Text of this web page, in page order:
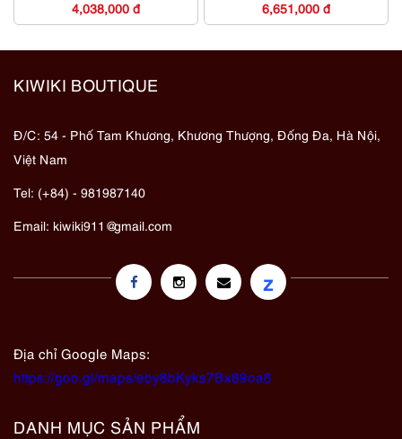
4,038,000 đ 6,651,000 đ
KIWIKI BOUTIQUE
Đ/C: 54 - Phố Tam Khương, Khương Thượng, Đống Đa, Hà Nội,
Việt Nam
Tel: (+84) - 981987140
Email: kiwiki911@gmail.com
z
Địa chỉ Google Maps:
https://goo.gl/maps/eby8bKyks7Bx89oa6
DANH MỤC SẢN PHẨM